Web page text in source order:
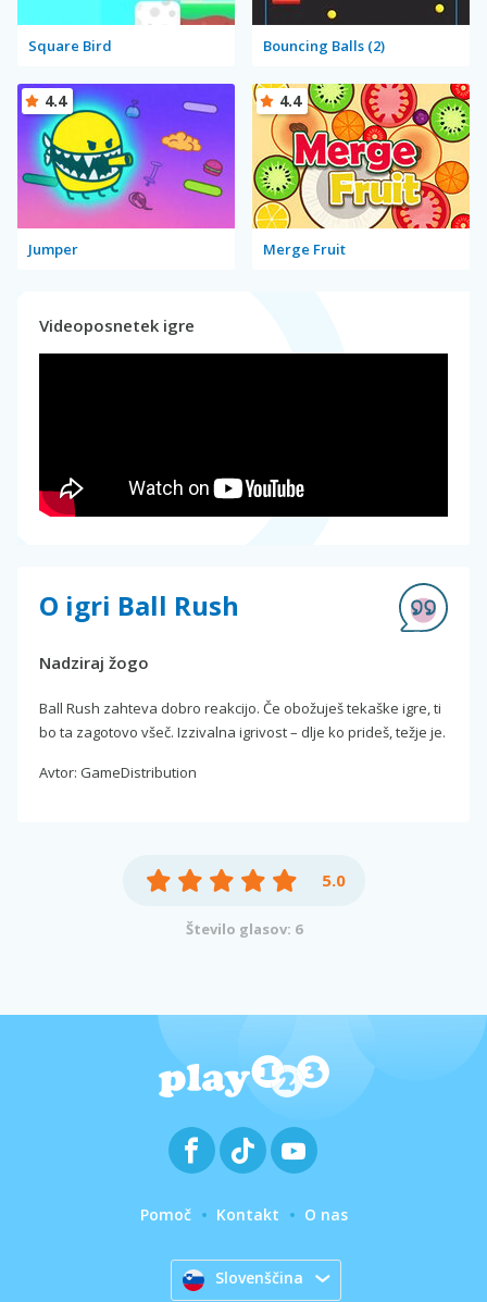
Square Bird Bouncing Balls (2)
Jumper
4.4
Merge Fruit
4.4
Videoposnetek igre
O igri Ball Rush
Nadziraj žogo
Ball Rush zahteva dobro reakcijo. Če obožuješ tekaške igre, ti
bo ta zagotovo všeč. Izzivalna igrivost – dlje ko prideš, težje je.
Avtor: GameDistribution
5.0
Število glasov: 6
Pomoč Kontakt O nas
Slovenščina